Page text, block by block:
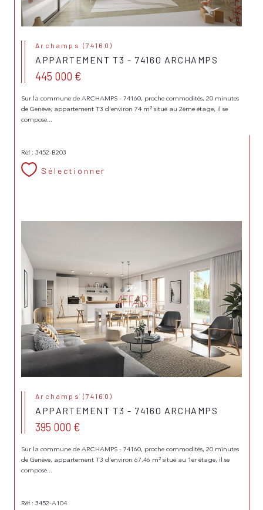
Archamps (74160)
APPARTEMENT T3 - 74160 ARCHAMPS
445 000 €
Sur la commune de ARCHAMPS - 74160, proche commodités, 20 minutes
de Genève, appartement T3 d'environ 74 m² situé au 2ème étage, il se
compose...
Réf : 3452-B203
Sélectionner
Archamps (74160)
APPARTEMENT T3 - 74160 ARCHAMPS
395 000 €
Sur la commune de ARCHAMPS - 74160, proche commodités, 20 minutes
de Genève, appartement T3 d'environ 67.46 m² situé au 1er étage, il se
compose...
Réf : 3452-A104